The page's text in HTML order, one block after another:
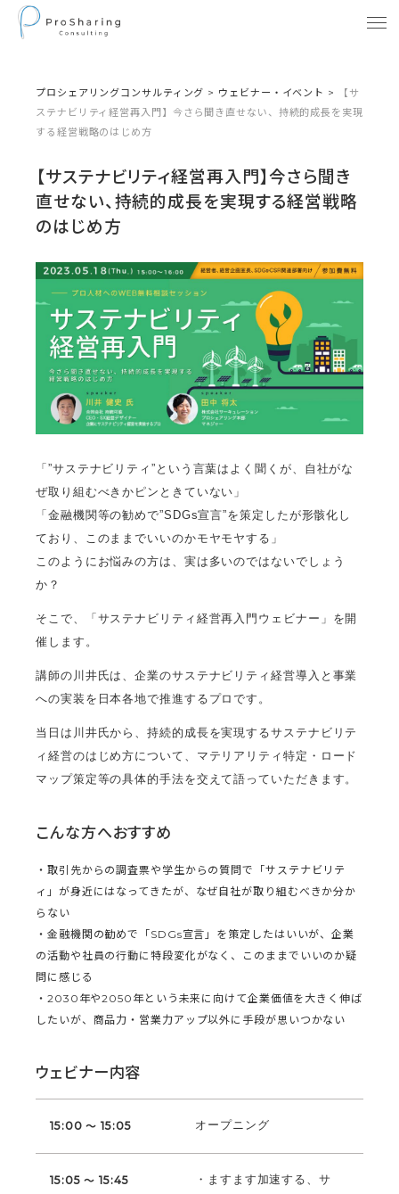
プロシェアリングコンサルティング > ウェビナー・イベント >
【サ
ステナビリティ経営再入門】今さら聞き直せない、持続的成長を実現
する経営戦略のはじめ方
【サステナビリティ経営再入門】今さら聞き
直せない、持続的成長を実現する経営戦略
のはじめ方
「”サステナビリティ”という言葉はよく聞くが、自社がな
ぜ取り組むべきかピンときていない」
「金融機関等の勧めで”SDGs宣言”を策定したが形骸化し
ており、このままでいいのかモヤモヤする」
このようにお悩みの方は、実は多いのではないでしょう
か？
そこで、「サステナビリティ経営再入門ウェビナー」を開
催します。
講師の川井氏は、企業のサステナビリティ経営導入と事業
への実装を日本各地で推進するプロです。
当日は川井氏から、持続的成長を実現するサステナビリテ
ィ経営のはじめ方について、マテリアリティ特定・ロード
マップ策定等の具体的手法を交えて語っていただきます。
こんな方へおすすめ
・取引先からの調査票や学生からの質問で「サステナビリテ
ィ」が身近にはなってきたが、なぜ自社が取り組むべきか分か
らない
・金融機関の勧めで「SDGs宣言」を策定したはいいが、企業
の活動や社員の行動に特段変化がなく、このままでいいのか疑
問に感じる
・2030年や2050年という未来に向けて企業価値を大きく伸ば
したいが、商品力・営業力アップ以外に手段が思いつかない
ウェビナー内容
15:00 ～ 15:05 オープニング
15:05 ～ 15:45
・ますます加速する、サ